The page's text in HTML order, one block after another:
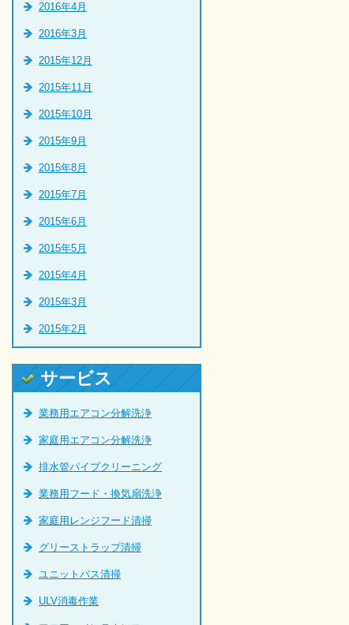
2016年4月
2016年3月
2015年12月
2015年11月
2015年10月
2015年9月
2015年8月
2015年7月
2015年6月
2015年5月
2015年4月
2015年3月
2015年2月
サービス
業務用エアコン分解洗浄
家庭用エアコン分解洗浄
排水管パイプクリーニング
業務用フード・換気扇洗浄
家庭用レンジフード清掃
グリーストラップ清掃
ユニットバス清掃
ULV消毒作業